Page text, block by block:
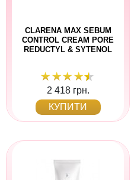
СLARENA MAX SEBUM
CONTROL CREAM PORE
REDUCTYL & SYTENOL
2 418 грн.
КУПИТИ